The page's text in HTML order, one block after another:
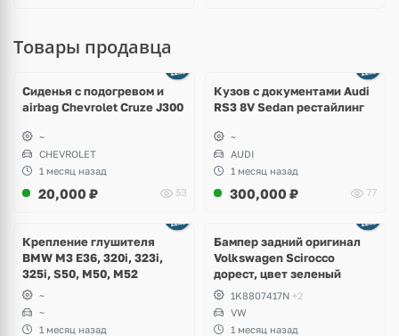
Товары продавца
Сиденья с подогревом и
airbag Chevrolet Cruze J300
~
CHEVROLET
1 месяц назад
20,000 ₽ 53
Кузов с документами Audi
RS3 8V Sedan рестайлинг
~
AUDI
1 месяц назад
300,000 ₽ 77
Крепление глушителя
BMW M3 E36, 320i, 323i,
325i, S50, M50, M52
~
~
1 месяц назад
Бампер задний оригинал
Volkswagen Scirocco
дорест, цвет зеленый
1K8807417N +2
VW
1 месяц назад